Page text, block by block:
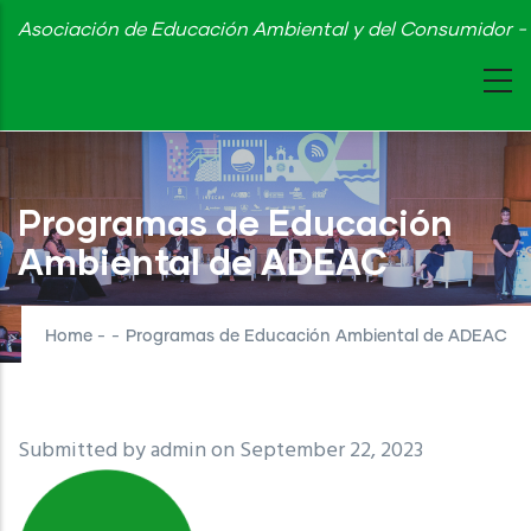
Skip
content
Asociación de Educación Ambiental y del Consumidor
Programas de Educación
Ambiental de ADEAC
Home - - Programas de Educación Ambiental de ADEAC
Submitted byadminon September 22, 2023